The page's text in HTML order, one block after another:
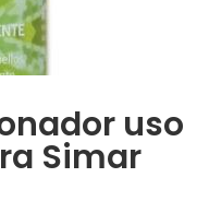
uso
Simar